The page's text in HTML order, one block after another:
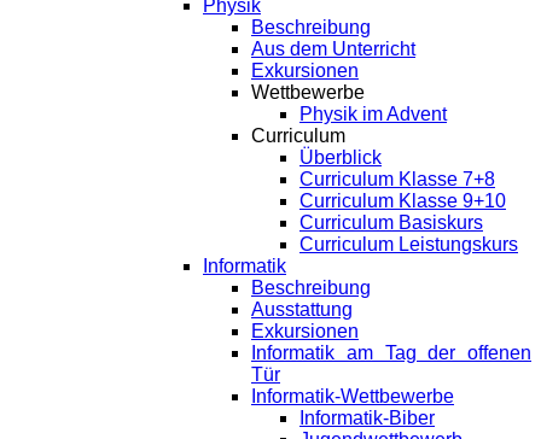
Physik
Beschreibung
Aus dem Unterricht
Exkursionen
Wettbewerbe
Physik im Advent
Curriculum
Überblick
Curriculum Klasse 7+8
Curriculum Klasse 9+10
Curriculum Basiskurs
Curriculum Leistungskurs
Informatik
Beschreibung
Ausstattung
Exkursionen
Informatik am Tag der offenen
Tür
Informatik-Wettbewerbe
Informatik-Biber